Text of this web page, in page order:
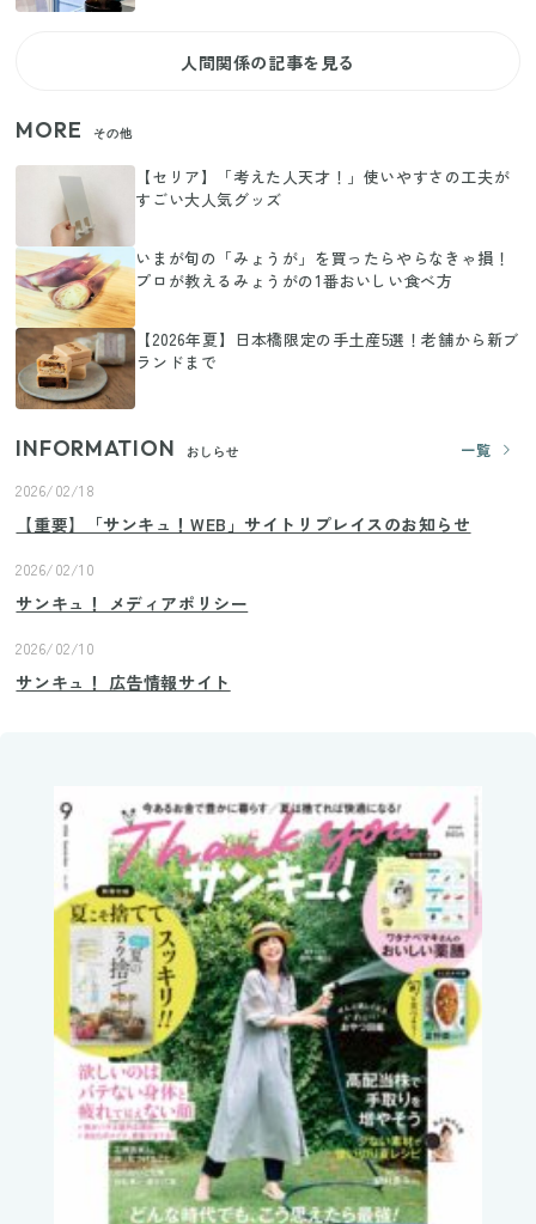
人間関係の記事を見る
MORE その他
【セリア】「考えた人天才！」使いやすさの工夫が
すごい大人気グッズ
いまが旬の「みょうが」を買ったらやらなきゃ損！
プロが教えるみょうがの1番おいしい食べ方
【2026年夏】日本橋限定の手土産5選！老舗から新ブ
ランドまで
INFORMATION おしらせ
一覧
2026/02/18
【重要】「サンキュ！WEB」サイトリプレイスのお知らせ
2026/02/10
サンキュ！ メディアポリシー
2026/02/10
サンキュ！ 広告情報サイト